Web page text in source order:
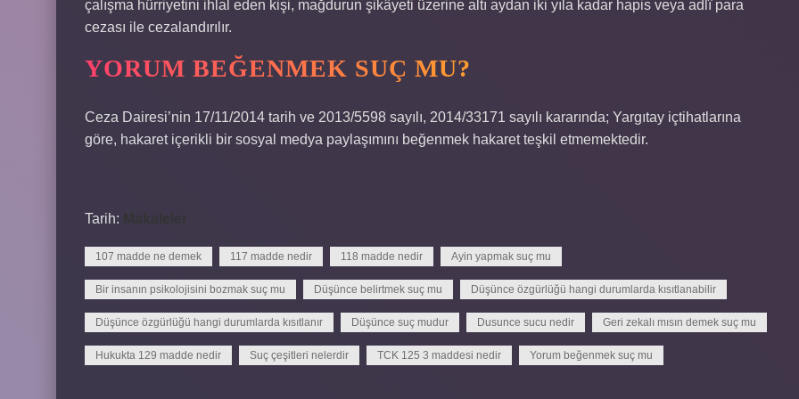
çalışma hürriyetini ihlal eden kişi, mağdurun şikâyeti üzerine altı aydan iki yıla kadar hapis veya adlî para
cezası ile cezalandırılır.
YORUM BEĞENMEK SUÇ MU?
Ceza Dairesi’nin 17/11/2014 tarih ve 2013/5598 sayılı, 2014/33171 sayılı kararında; Yargıtay içtihatlarına
göre, hakaret içerikli bir sosyal medya paylaşımını beğenmek hakaret teşkil etmemektedir.
Tarih: Makaleler
107 madde ne demek 117 madde nedir 118 madde nedir Ayin yapmak suç mu
Bir insanın psikolojisini bozmak suç mu Düşünce belirtmek suç mu Düşünce özgürlüğü hangi durumlarda kısıtlanabilir
Düşünce özgürlüğü hangi durumlarda kısıtlanır Düşünce suç mudur Dusunce sucu nedir Geri zekalı mısın demek suç mu
Hukukta 129 madde nedir Suç çeşitleri nelerdir TCK 125 3 maddesi nedir Yorum beğenmek suç mu